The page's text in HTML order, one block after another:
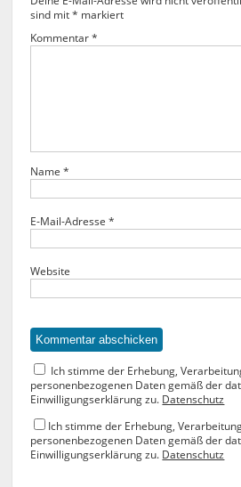
sind mit* markiert
Kommentar*
Name*
E-Mail-Adresse*
Website
Ich stimme der Erhebung,
personenbezogenen Daten gemäß der
Einwilligungserklärung zu. Datenschutz
Ich stimme der Erhebung,
personenbezogenen Daten gemäß der
Einwilligungserklärung zu. Datenschutz